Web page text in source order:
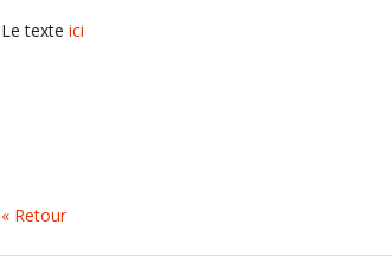
Le texte ici
« Retour